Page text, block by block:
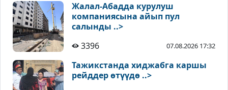
Жалал-Абадда курулуш
компаниясына айып пул
салынды ..>
3396
07.08.2026 17:32
Тажикстанда хиджабга каршы
рейддер өтүүдө ..>